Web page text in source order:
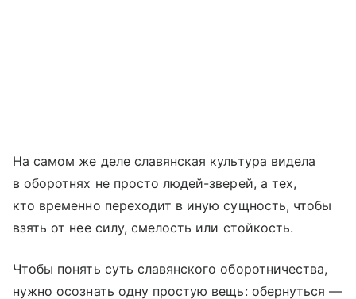
На самом же деле славянская культура видела
в оборотнях не просто людей-зверей, а тех,
кто временно переходит в иную сущность, чтобы
взять от нее силу, смелость или стойкость.
Чтобы понять суть славянского оборотничества,
нужно осознать одну простую вещь: обернуться —